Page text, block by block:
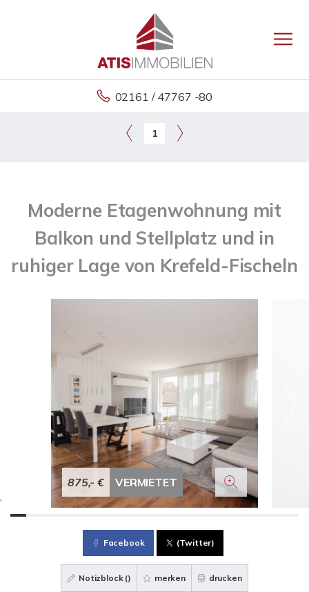
02161 / 47767 -80
1
Moderne Etagenwohnung mit
Balkon und Stellplatz und in
ruhiger Lage von Krefeld-Fischeln
875,- € VERMIETET
Facebook (Twitter)
Notizblock () merken drucken